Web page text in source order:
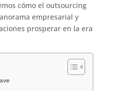
cómo el outsourcing
empresarial y
prosperar en la era